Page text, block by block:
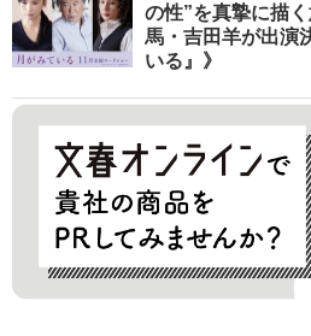
の性”を真摯に描
馬・吉田羊が出演
いる』》